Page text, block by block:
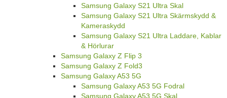
Samsung Galaxy S21 Ultra Skal
Samsung Galaxy S21 Ultra Skärmskydd &
Kameraskydd
Samsung Galaxy S21 Ultra Laddare, Kablar
& Hörlurar
Samsung Galaxy Z Flip 3
Samsung Galaxy Z Fold3
Samsung Galaxy A53 5G
Samsung Galaxy A53 5G Fodral
Samsung Galaxy A53 5G Skal